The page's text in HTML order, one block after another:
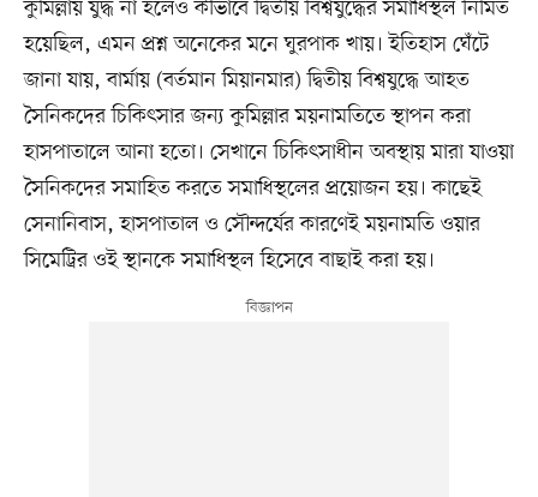
কুমিল্লায় যুদ্ধ না হলেও কীভাবে দ্বিতীয় বিশ্বযুদ্ধের সমাধিস্থল নির্মিত
হয়েছিল, এমন প্রশ্ন অনেকের মনে ঘুরপাক খায়। ইতিহাস ঘেঁটে
জানা যায়, বার্মায় (বর্তমান মিয়ানমার) দ্বিতীয় বিশ্বযুদ্ধে আহত
সৈনিকদের চিকিৎসার জন্য কুমিল্লার ময়নামতিতে স্থাপন করা
হাসপাতালে আনা হতো। সেখানে চিকিৎসাধীন অবস্থায় মারা যাওয়া
সৈনিকদের সমাহিত করতে সমাধিস্থলের প্রয়োজন হয়। কাছেই
সেনানিবাস, হাসপাতাল ও সৌন্দর্যের কারণেই ময়নামতি ওয়ার
সিমেট্রির ওই স্থানকে সমাধিস্থল হিসেবে বাছাই করা হয়।